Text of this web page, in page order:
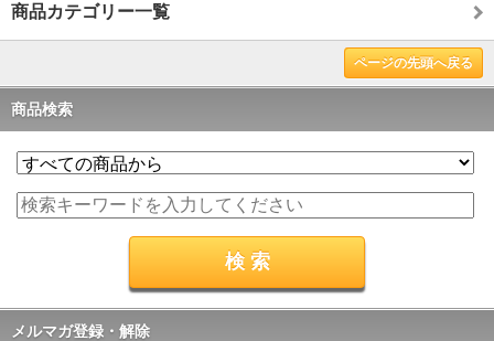
商品カテゴリー一覧
ページの先頭へ戻る
商品検索
メルマガ登録・解除